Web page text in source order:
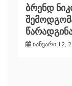
ბრენდ
იანვარი 12,